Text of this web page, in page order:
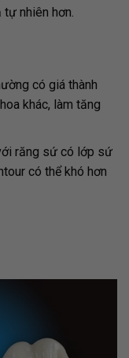
nhiên hơn.
có giá thành
khác, làm tăng
răng sứ có lớp sứ
có thể khó hơn